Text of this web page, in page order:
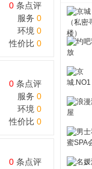
0 条点评
服务 0
环境 0
性价比 0
0 条点评
服务 0
环境 0
性价比 0
0 条点评